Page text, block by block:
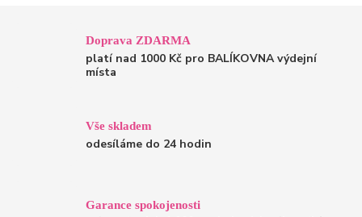
Doprava ZDARMA
platí nad 1000 Kč pro BALÍKOVNA výdejní
místa
Vše skladem
odesíláme do 24 hodin
Garance spokojenosti